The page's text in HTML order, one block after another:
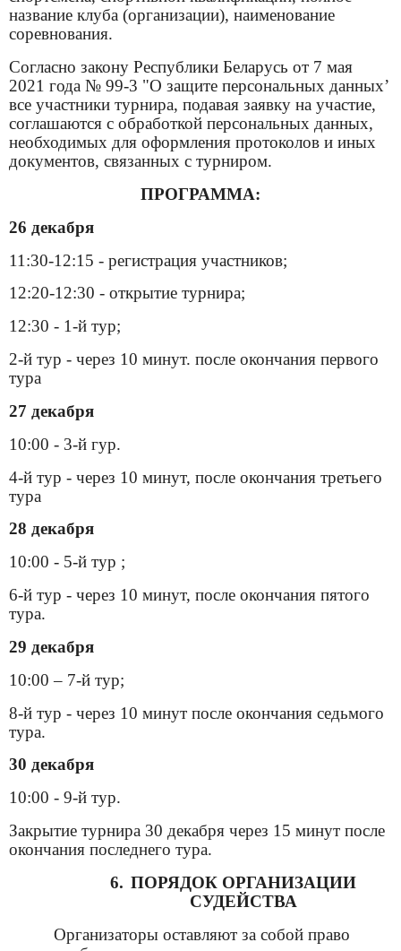
название клуба (организации), наименование
соревнования.
Согласно закону Республики Беларусь от 7 мая
2021 года № 99-3 "О защите персональных данных’
все участники турнира, подавая заявку на участие,
соглашаются с обработкой персональных данных,
необходимых для оформления протоколов и иных
документов, связанных с турниром.
ПРОГРАММА:
26 декабря
11:30-12:15 - регистрация участников;
12:20-12:30 - открытие турнира;
12:30 - 1-й тур;
2-й тур - через 10 минут. после окончания первого
тура
27 декабря
10:00 - 3-й гур.
4-й тур - через 10 минут, после окончания третьего
тура
28 декабря
10:00 - 5-й тур ;
6-й тур - через 10 минут, после окончания пятого
тура.
29 декабря
10:00 – 7-й тур;
8-й тур - через 10 минут после окончания седьмого
тура.
30 декабря
10:00 - 9-й тур.
Закрытие турнира 30 декабря через 15 минут после
окончания последнего тура.
6. ПОРЯДОК ОРГАНИЗАЦИИ
СУДЕЙСТВА
Организаторы оставляют за собой право